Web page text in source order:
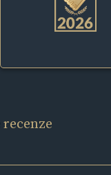
recenze